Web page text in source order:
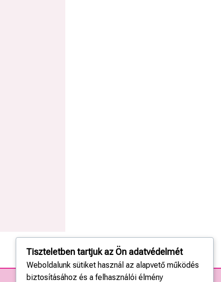
Tiszteletben tartjuk az Ön adatvédelmét
Weboldalunk sütiket használ az alapvető működés
biztosításához és a felhasználói élmény